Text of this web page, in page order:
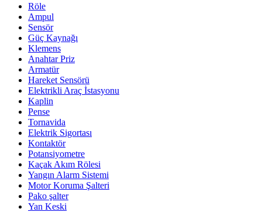
Röle
Ampul
Sensör
Güç Kaynağı
Klemens
Anahtar Priz
Armatür
Hareket Sensörü
Elektrikli Araç İstasyonu
Kaplin
Pense
Tornavida
Elektrik Sigortası
Kontaktör
Potansiyometre
Kaçak Akım Rölesi
Yangın Alarm Sistemi
Motor Koruma Şalteri
Pako şalter
Yan Keski